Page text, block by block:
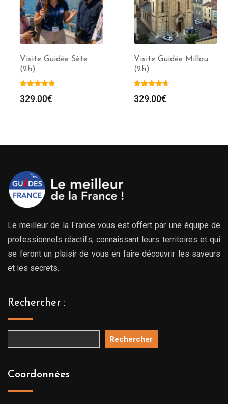
Visite Guidée Sète
(2h)
329.00€
Visite Guidée Millau
(2h)
329.00€
Le meilleur de la France vous est offert par une équipe de
professionnels réactifs, connaissant leurs territoires et qui
se feront un plaisir de vous en faire découvrir les saveurs
et les secrets.
Rechercher :
Rechercher
Coordonnées